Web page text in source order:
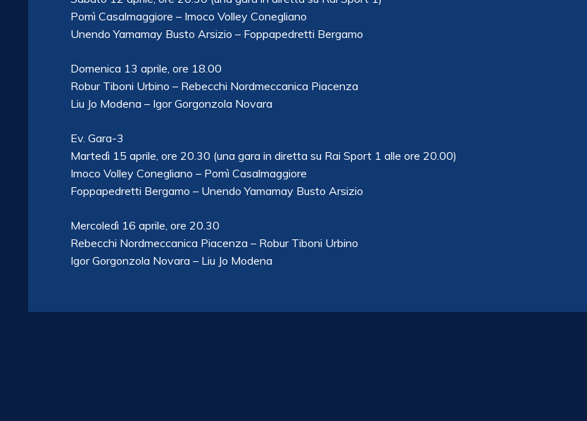
Pomì Casalmaggiore – Imoco Volley Conegliano
Unendo Yamamay Busto Arsizio – Foppapedretti Bergamo
Domenica 13 aprile, ore 18.00
Robur Tiboni Urbino – Rebecchi Nordmeccanica Piacenza
Liu Jo Modena – Igor Gorgonzola Novara
Ev. Gara-3
Martedì 15 aprile, ore 20.30 (una gara in diretta su Rai Sport 1 alle ore 20.00)
Imoco Volley Conegliano – Pomì Casalmaggiore
Foppapedretti Bergamo – Unendo Yamamay Busto Arsizio
Mercoledì 16 aprile, ore 20.30
Rebecchi Nordmeccanica Piacenza – Robur Tiboni Urbino
Igor Gorgonzola Novara – Liu Jo Modena